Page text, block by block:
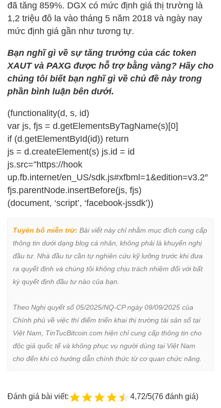
đã tăng 859%. DGX có mức định giá thị trường là
1,2 triệu đô la vào tháng 5 năm 2018 và ngày nay
mức định giá gần như tương tự.
Bạn nghĩ gì về sự tăng trưởng của các token
XAUT và PAXG được hỗ trợ bằng vàng? Hãy cho
chúng tôi biết bạn nghĩ gì về chủ đề này trong
phần bình luận bên dưới.
(functionality(d, s, id)
var js, fjs = d.getElementsByTagName(s)[0]
if (d.getElementById(id)) return
js = d.createElement(s) js.id = id
js.src=”https://hook
up.fb.internet/en_US/sdk.js#xfbml=1&edition=v3.2″
fjs.parentNode.insertBefore(js, fjs)
(document, ‘script’, ‘facebook-jssdk’))
Tuyên bố miễn trừ: Bài viết này chỉ nhằm mục đích cung cấp
thông tin dưới dạng blog cá nhân, không phải là khuyến nghị
đầu tư. Nhà đầu tư cần tự nghiên cứu kỹ lưỡng trước khi đưa
ra quyết định và chúng tôi không chịu trách nhiệm đối với bất
kỳ quyết định đầu tư nào của bạn.
Theo Nghị quyết số 05/2025/NQ-CP ngày 09/09/2025 của
Chính phủ về việc thí điểm triển khai thị trường tài sản số tại
Việt Nam, TinTucBitcoin.com hiện chỉ cung cấp thông tin cho
độc giả quốc tế và không phục vụ người dùng tại Việt Nam
cho đến khi có hướng dẫn chính thức từ cơ quan chức năng.
Đánh giá bài viết: 4,72/5(76 đánh giá)